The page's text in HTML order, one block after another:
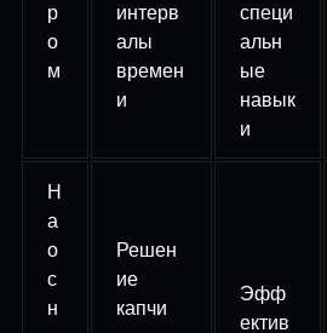
р
о
м
интерв
алы
времен
и
специ
альн
ые
навык
и
Н
а
о
с
н
Решен
ие
капчи
Эфф
ектив